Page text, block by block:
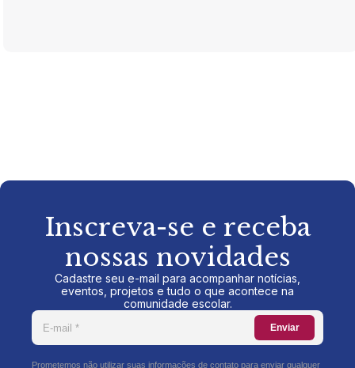
Inscreva-se e receba
nossas novidades
Cadastre seu e-mail para acompanhar notícias,
eventos, projetos e tudo o que acontece na
comunidade escolar.
Enviar
Prometemos não utilizar suas informações de contato para enviar qualquer